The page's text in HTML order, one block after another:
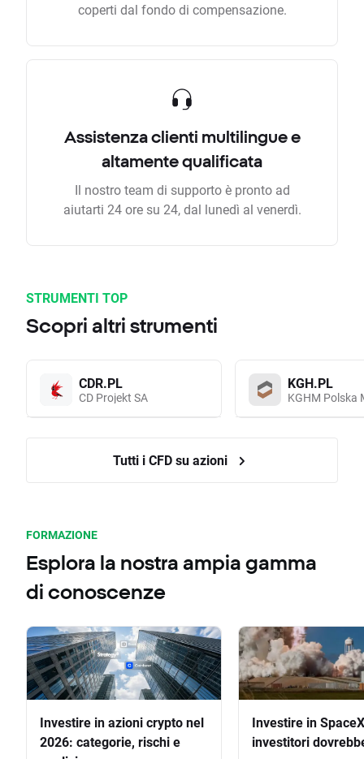
coperti dal fondo di compensazione.
Assistenza clienti multilingue e
altamente qualificata
Il nostro team di supporto è pronto ad
aiutarti 24 ore su 24, dal lunedì al venerdì.
STRUMENTI TOP
Scopri altri strumenti
CDR.PL
CD Projekt SA
KGH.PL
KGHM Polska
Tutti i CFD su azioni
FORMAZIONE
Esplora la nostra ampia gamma
di conoscenze
Investire in azioni crypto nel
2026: categorie, rischi e
Investire in
investitori